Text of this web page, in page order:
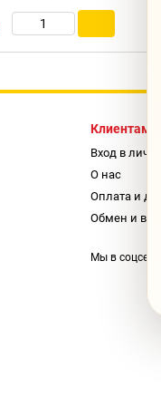
Клиентам
Вход в
О нас
Оплата и
Обмен и
Мы в соцсетях